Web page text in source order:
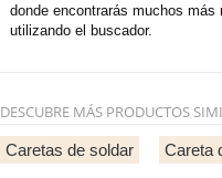
donde encontrarás muchos
utilizando el buscador.
DESCUBRE MÁS PRODUCTOS
Caretas de soldar Careta